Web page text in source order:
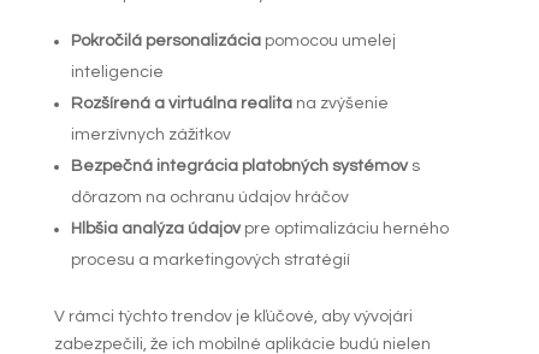
Pokročilá personalizáciapomocou umelej
inteligencie
Rozšírená a virtuálna realitana zvýšenie
imerzívnych zážitkov
Bezpečná integrácia platobných systémovs
dôrazom na ochranu údajov hráčov
Hlbšia analýza údajovpre optimalizáciu herného
procesu a marketingových stratégií
V rámci týchto trendov je kľúčové, aby vývojári
zabezpečili, že ich mobilné aplikácie budú nielen